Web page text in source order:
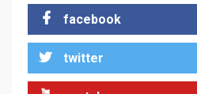
facebook
twitter